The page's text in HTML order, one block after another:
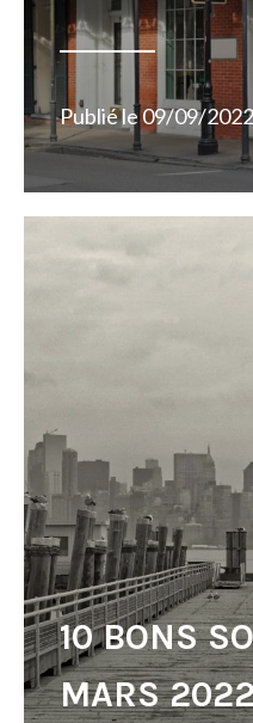
Publié le09/09/2022
10 BONS
MARS